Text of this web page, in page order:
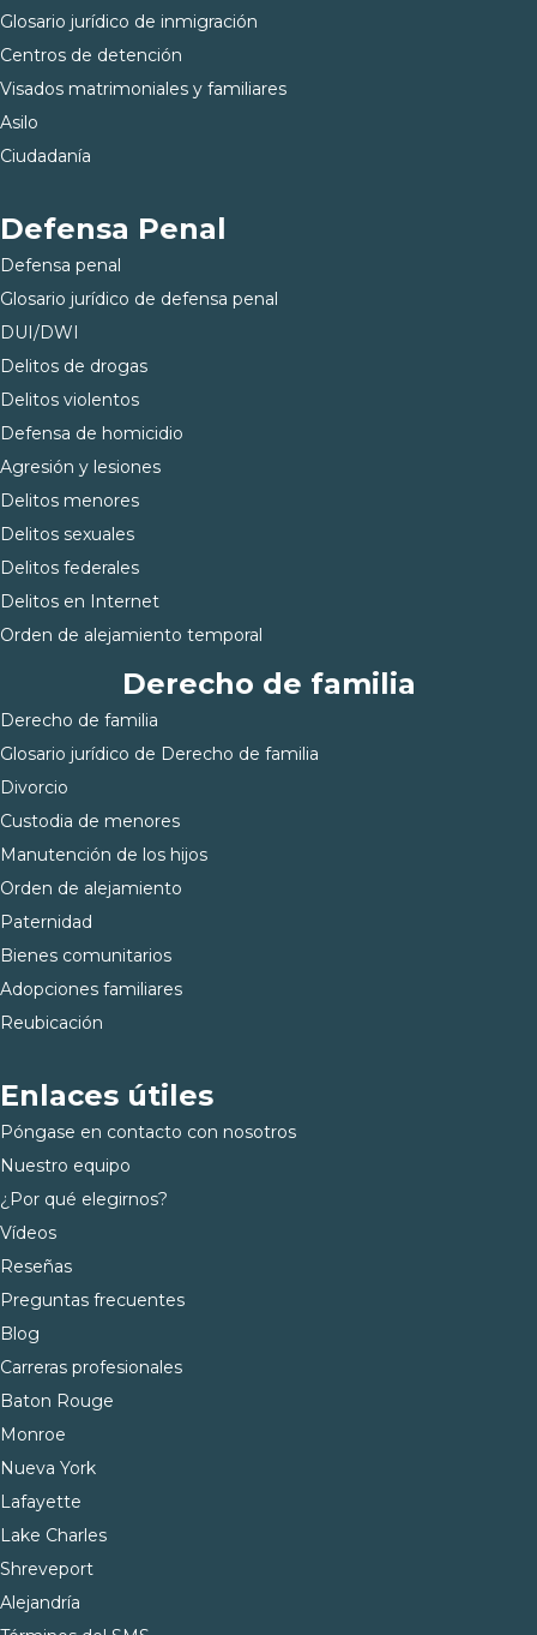
Glosario jurídico de inmigración
Centros de detención
Visados matrimoniales y familiares
Asilo
Ciudadanía
Defensa Penal
Defensa penal
Glosario jurídico de defensa penal
DUI/DWI
Delitos de drogas
Delitos violentos
Defensa de homicidio
Agresión y lesiones
Delitos menores
Delitos sexuales
Delitos federales
Delitos en Internet
Orden de alejamiento temporal
Derecho de familia
Derecho de familia
Glosario jurídico de Derecho de familia
Divorcio
Custodia de menores
Manutención de los hijos
Orden de alejamiento
Paternidad
Bienes comunitarios
Adopciones familiares
Reubicación
Enlaces útiles
Póngase en contacto con nosotros
Nuestro equipo
¿Por qué elegirnos?
Vídeos
Reseñas
Preguntas frecuentes
Blog
Carreras profesionales
Baton Rouge
Monroe
Nueva York
Lafayette
Lake Charles
Shreveport
Alejandría